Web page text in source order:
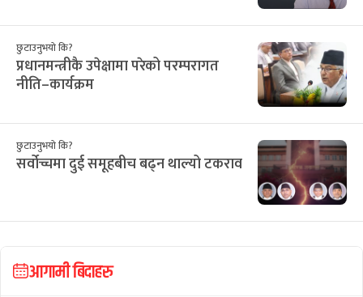
छुटाउनुभयो कि?
प्रधानमन्त्रीकै उपेक्षामा परेको परम्परागत
नीति–कार्यक्रम
छुटाउनुभयो कि?
सर्वोच्चमा दुई समूहबीच बढ्न थाल्यो टकराव
आगामी बिदाहरु